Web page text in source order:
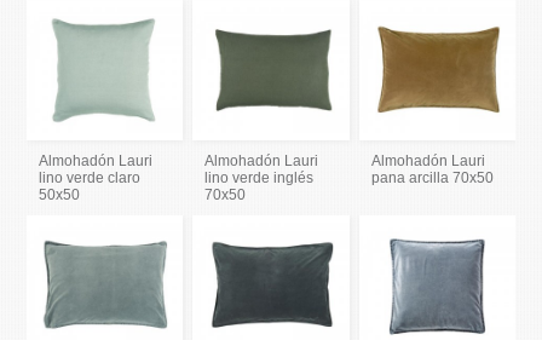
Almohadón Lauri
lino verde claro
50x50
Almohadón Lauri
lino verde inglés
70x50
Almohadón Lauri
pana arcilla 70x50